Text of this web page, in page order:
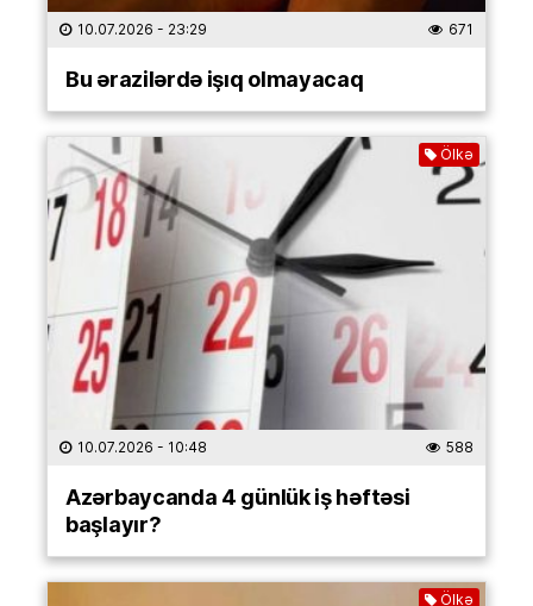
10.07.2026 - 23:29 671
Bu ərazilərdə işıq olmayacaq
Ölkə
10.07.2026 - 10:48 588
Azərbaycanda 4 günlük iş həftəsi
başlayır?
Ölkə